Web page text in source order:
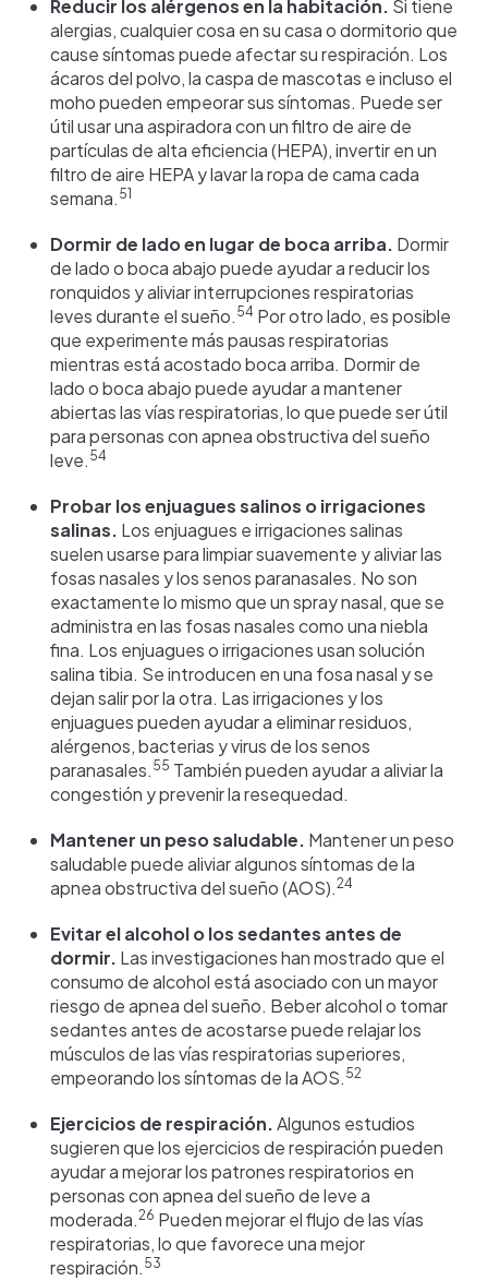
Reducir los alérgenos en la habitación. Si tiene
alergias, cualquier cosa en su casa o dormitorio que
cause síntomas puede afectar su respiración. Los
ácaros del polvo, la caspa de mascotas e incluso el
moho pueden empeorar sus síntomas. Puede ser
útil usar una aspiradora con un filtro de aire de
partículas de alta eficiencia (HEPA), invertir en un
filtro de aire HEPA y lavar la ropa de cama cada
semana. 51
Dormir de lado en lugar de boca arriba. Dormir
de lado o boca abajo puede ayudar a reducir los
ronquidos y aliviar interrupciones respiratorias
leves durante el sueño. 54 Por otro lado, es posible
que experimente más pausas respiratorias
mientras está acostado boca arriba. Dormir de
lado o boca abajo puede ayudar a mantener
abiertas las vías respiratorias, lo que puede ser útil
para personas con apnea obstructiva del sueño
leve. 54
Probar los enjuagues salinos o irrigaciones
salinas. Los enjuagues e irrigaciones salinas
suelen usarse para limpiar suavemente y aliviar las
fosas nasales y los senos paranasales. No son
exactamente lo mismo que un spray nasal, que se
administra en las fosas nasales como una niebla
fina. Los enjuagues o irrigaciones usan solución
salina tibia. Se introducen en una fosa nasal y se
dejan salir por la otra. Las irrigaciones y los
enjuagues pueden ayudar a eliminar residuos,
alérgenos, bacterias y virus de los senos
paranasales. 55 También pueden ayudar a aliviar la
congestión y prevenir la resequedad.
Mantener un peso saludable. Mantener un peso
saludable puede aliviar algunos síntomas de la
apnea obstructiva del sueño (AOS).24
Evitar el alcohol o los sedantes antes de
dormir. Las investigaciones han mostrado que el
consumo de alcohol está asociado con un mayor
riesgo de apnea del sueño. Beber alcohol o tomar
sedantes antes de acostarse puede relajar los
músculos de las vías respiratorias superiores,
empeorando los síntomas de la AOS. 52
Ejercicios de respiración.Algunos estudios
sugieren que los ejercicios de respiración pueden
ayudar a mejorar los patrones respiratorios en
personas con apnea del sueño de leve a
moderada.26 Pueden mejorar el flujo de las vías
respiratorias, lo que favorece una mejor
respiración. 53